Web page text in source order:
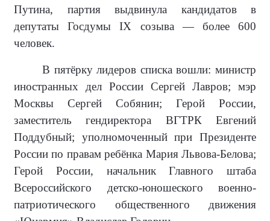
Путина, партия выдвинула кандидатов в
депутаты Госдумы IX созыва — более 600
человек.
В пятёрку лидеров списка вошли: министр
иностранных дел России Сергей Лавров; мэр
Москвы Сергей Собянин; Герой России,
заместитель гендиректора ВГТРК Евгений
Поддубный; уполномоченный при Президенте
России по правам ребёнка Мария Львова-Белова;
Герой России, начальник Главного штаба
Всероссийского детско-юношеского военно-
патриотического общественного движения